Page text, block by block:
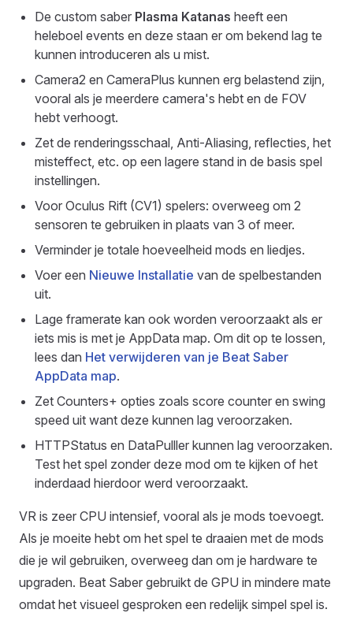
De custom saber Plasma Katanas heeft een
heleboel events en deze staan er om bekend lag te
kunnen introduceren als u mist.
Camera2 en CameraPlus kunnen erg belastend zijn,
vooral als je meerdere camera's hebt en de FOV
hebt verhoogt.
Zet de renderingsschaal, Anti-Aliasing, reflecties, het
misteffect, etc. op een lagere stand in de basis spel
instellingen.
Voor Oculus Rift (CV1) spelers: overweeg om 2
sensoren te gebruiken in plaats van 3 of meer.
Verminder je totale hoeveelheid mods en liedjes.
Voer een Nieuwe Installatie van de spelbestanden
uit.
Lage framerate kan ook worden veroorzaakt als er
iets mis is met je AppData map. Om dit op te lossen,
lees dan Het verwijderen van je Beat Saber
AppData map.
Zet Counters+ opties zoals score counter en swing
speed uit want deze kunnen lag veroorzaken.
HTTPStatus en DataPulller kunnen lag veroorzaken.
Test het spel zonder deze mod om te kijken of het
inderdaad hierdoor werd veroorzaakt.
VR is zeer CPU intensief, vooral als je mods toevoegt.
Als je moeite hebt om het spel te draaien met de mods
die je wil gebruiken, overweeg dan om je hardware te
upgraden. Beat Saber gebruikt de GPU in mindere mate
omdat het visueel gesproken een redelijk simpel spel is.